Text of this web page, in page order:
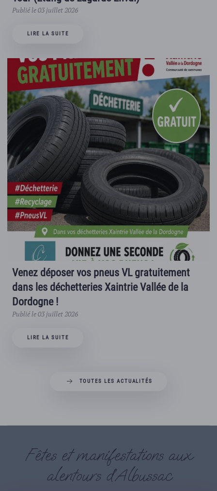
Publié le 03 juillet 2026
LIRE LA SUITE
Venez déposer vos pneus VL gratuitement
dans les déchetteries Xaintrie Vallée de la
Dordogne !
Publié le 03 juillet 2026
LIRE LA SUITE
TOUTES LES ACTUALITÉS
Fêtes et manifestations aux
alentours d’Albussac